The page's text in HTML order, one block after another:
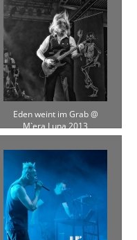
Eden weint im Grab @
M`era Luna 2013